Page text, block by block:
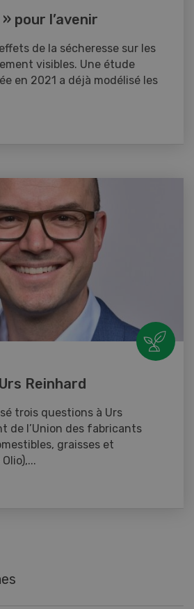
pour l’avenir
de la sécheresse sur les
visibles. Une étude
en 2021 a déjà modélisé les
Reinhard
trois questions à Urs
de l’Union des fabricants
graisses et